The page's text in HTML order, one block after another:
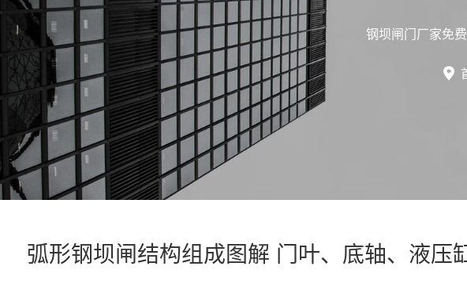
钢坝闸门厂家免
弧形钢坝闸结构组成图解 门叶、底轴、液压